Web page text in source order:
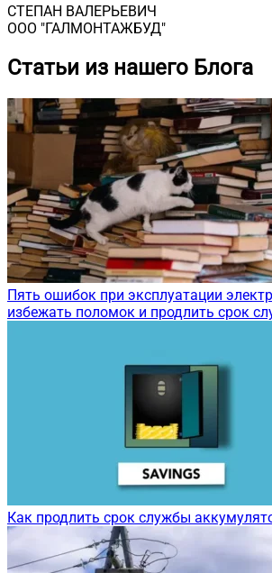
СТЕПАН ВАЛЕРЬЕВИЧ
ООО "ГАЛМОНТАЖБУД"
Статьи из нашего Блога
Пять ошибок при эксплуатации
избежать поломок и продлить срок
Как продлить срок службы